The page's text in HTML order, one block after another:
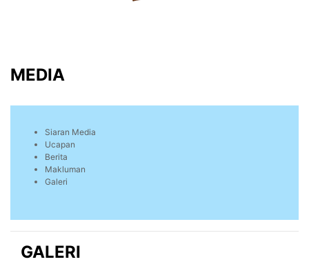
MEDIA
Siaran Media
Ucapan
Berita
Makluman
Galeri
GALERI